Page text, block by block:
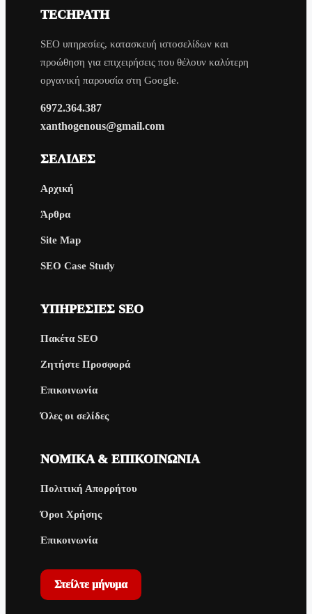
TECHPATH
SEO υπηρεσίες, κατασκευή ιστοσελίδων και
προώθηση για επιχειρήσεις που θέλουν καλύτερη
οργανική παρουσία στη Google.
6972.364.387
xanthogenous@gmail.com
ΣΕΛΊΔΕΣ
Αρχική
Άρθρα
Site Map
SEO Case Study
ΥΠΗΡΕΣΊΕΣ SEO
Πακέτα SEO
Ζητήστε Προσφορά
Επικοινωνία
Όλες οι σελίδες
ΝΟΜΙΚΆ & ΕΠΙΚΟΙΝΩΝΊΑ
Πολιτική Απορρήτου
Όροι Χρήσης
Επικοινωνία
Στείλτε μήνυμα